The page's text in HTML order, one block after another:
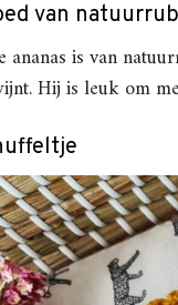
van
ananas is van
Hij is leuk om